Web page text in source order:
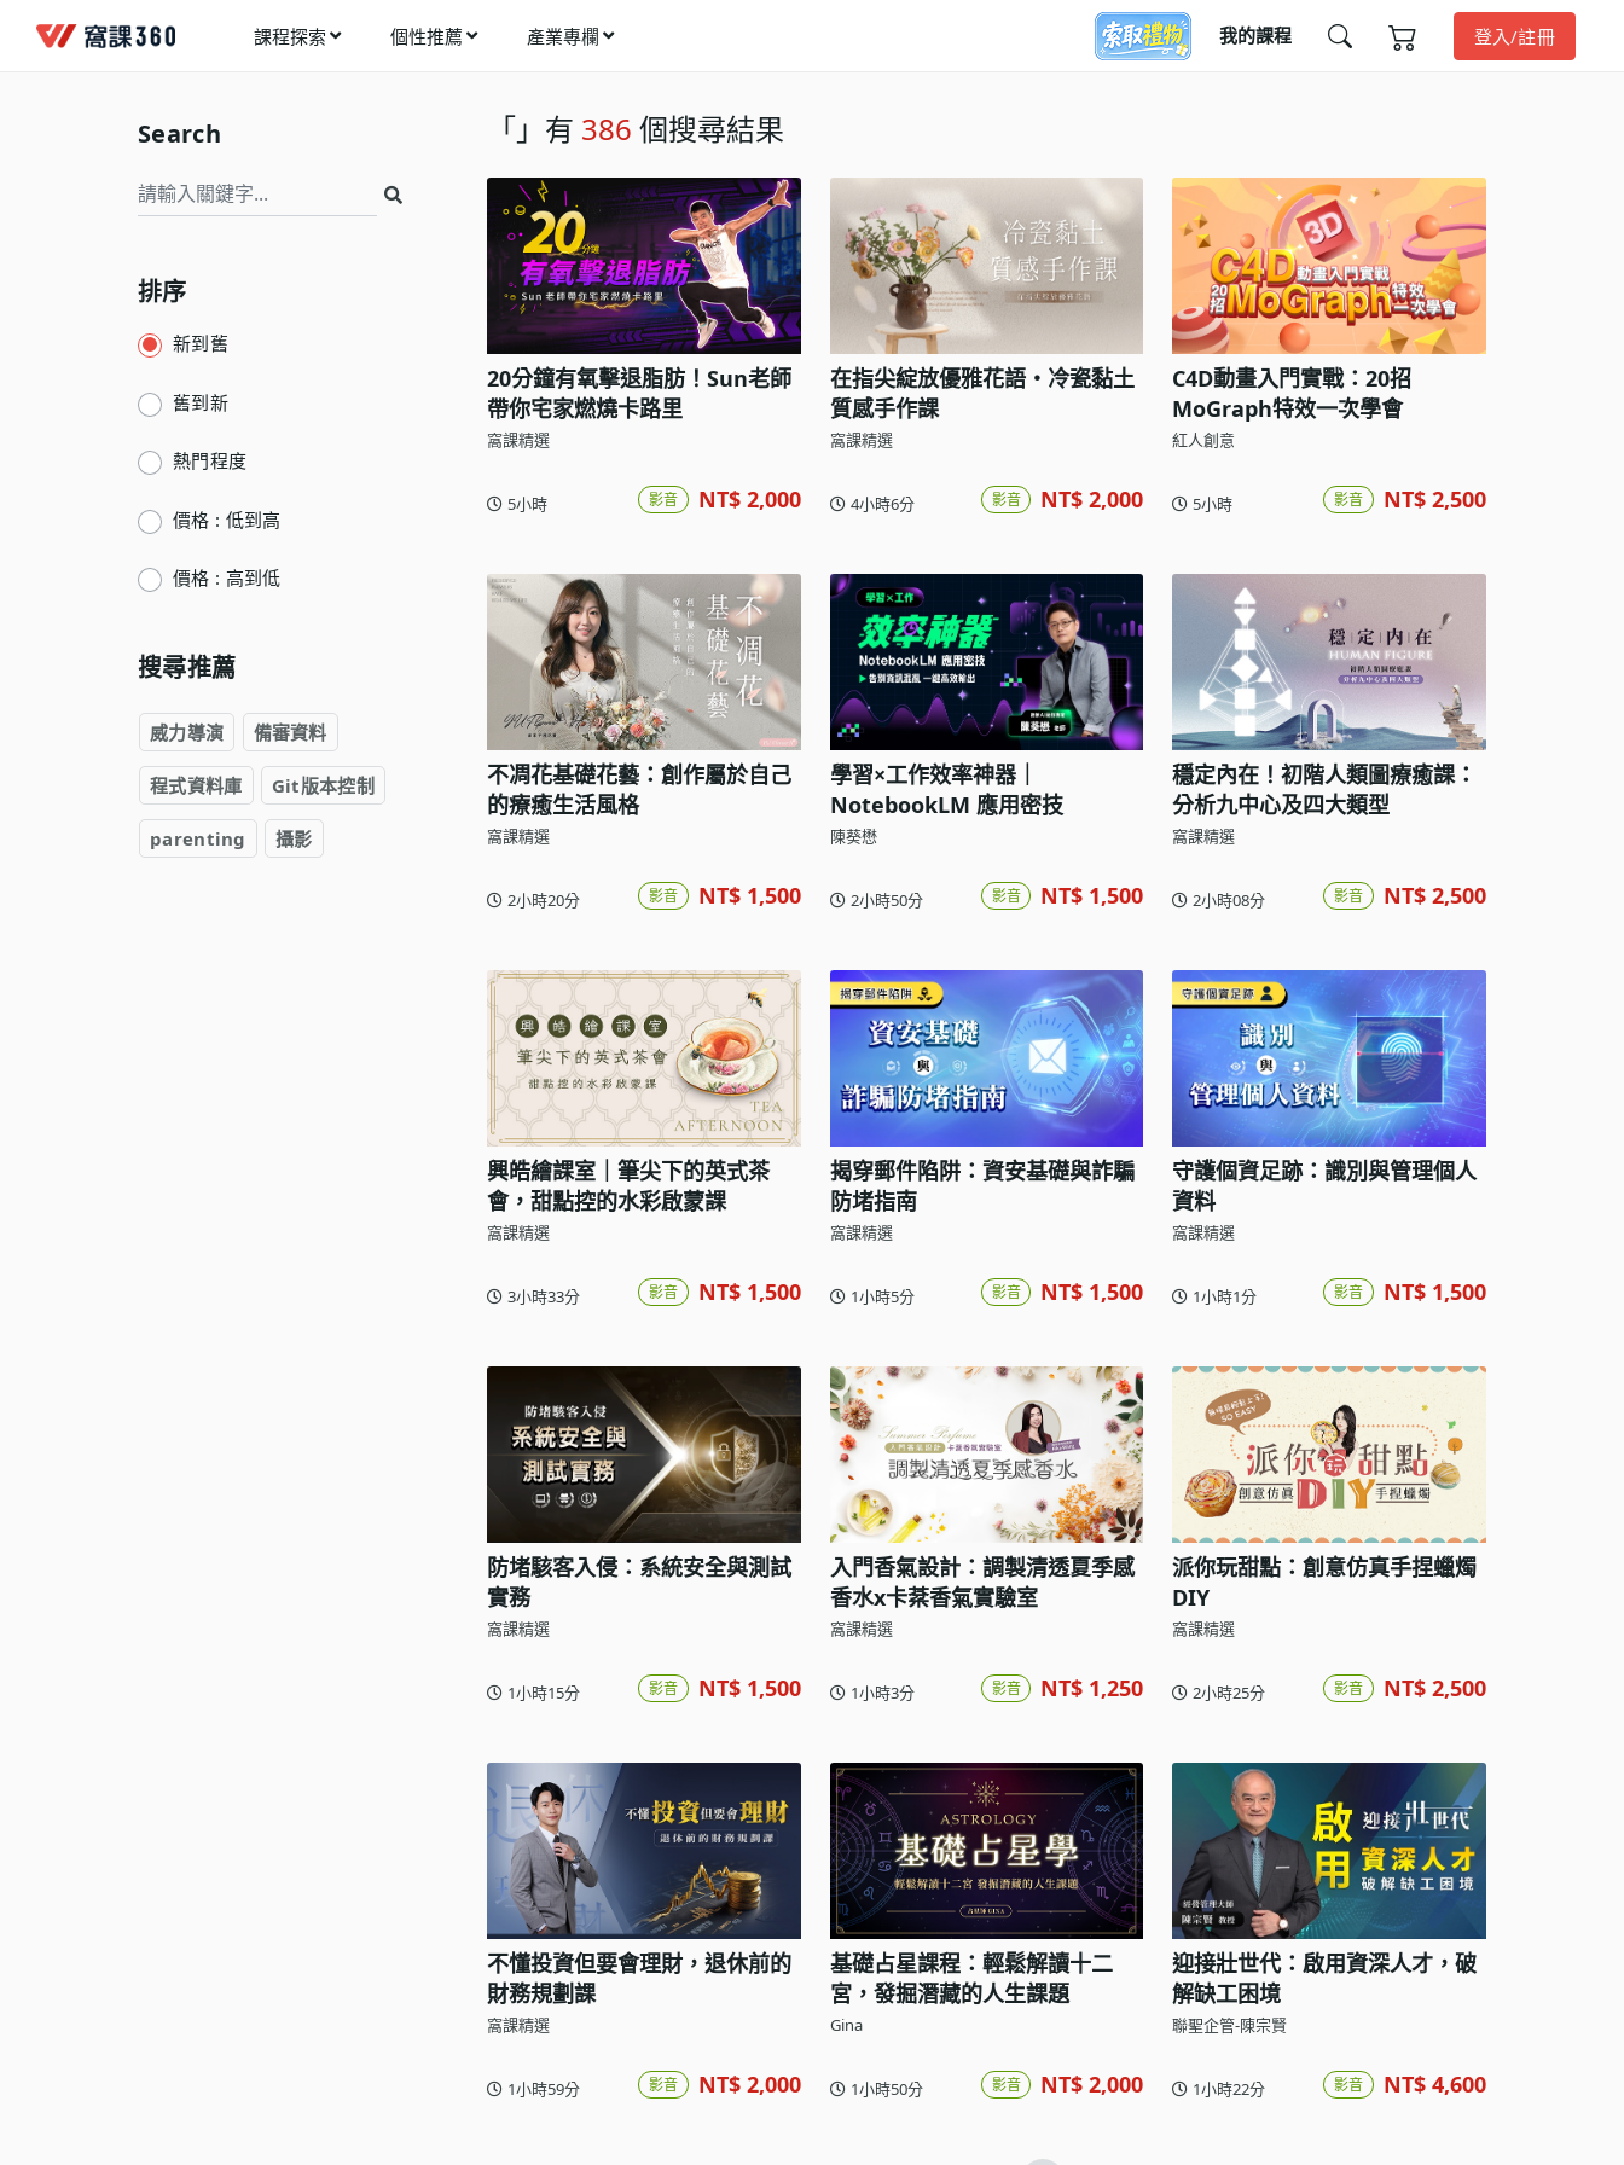
課程探索
網路管理
語言學習
優惠專區
免費課程
個性推薦
創造者
產業專欄
影像動畫
語言學習
商業行銷
資訊科技
設計應用
健康生活
理財投資
我的課程 登入/註冊
今天想要學什麼?
窩課推薦給您
Search
排序
新到舊
舊到新
熱門程度
價格 : 低到高
價格 : 高到低
搜尋推薦
威力導演 備審資料
程式資料庫 Git版本控制
parenting 攝影
「」有 386 個搜尋結果
20分鐘有氧擊退脂肪！Sun老師
帶你宅家燃燒卡路里
窩課精選
5小時 影音 NT$ 2,000
在指尖綻放優雅花語・冷瓷黏土
質感手作課
窩課精選
4小時6分 影音 NT$ 2,000
C4D動畫入門實戰：20招
MoGraph特效一次學會
紅人創意
5小時 影音 NT$ 2,500
不凋花基礎花藝：創作屬於自己
的療癒生活風格
窩課精選
2小時20分 影音 NT$ 1,500
學習×工作效率神器｜
NotebookLM 應用密技
陳葵懋
2小時50分 影音 NT$ 1,500
穩定內在！初階人類圖療癒課：
分析九中心及四大類型
窩課精選
2小時08分 影音 NT$ 2,500
興皓繪課室｜筆尖下的英式茶
會，甜點控的水彩啟蒙課
窩課精選
3小時33分 影音 NT$ 1,500
揭穿郵件陷阱：資安基礎與詐騙
防堵指南
窩課精選
1小時5分 影音 NT$ 1,500
守護個資足跡：識別與管理個人
資料
窩課精選
1小時1分 影音 NT$ 1,500
防堵駭客入侵：系統安全與測試
實務
窩課精選
1小時15分 影音 NT$ 1,500
入門香氣設計：調製清透夏季感
香水x卡棻香氣實驗室
窩課精選
1小時3分 影音 NT$ 1,250
派你玩甜點：創意仿真手捏蠟燭
DIY
窩課精選
2小時25分 影音 NT$ 2,500
不懂投資但要會理財，退休前的
財務規劃課
窩課精選
1小時59分 影音 NT$ 2,000
基礎占星課程：輕鬆解讀十二
宮，發掘潛藏的人生課題
Gina
1小時50分 影音 NT$ 2,000
迎接壯世代：啟用資深人才，破
解缺工困境
聯聖企管-陳宗賢
1小時22分 影音 NT$ 4,600